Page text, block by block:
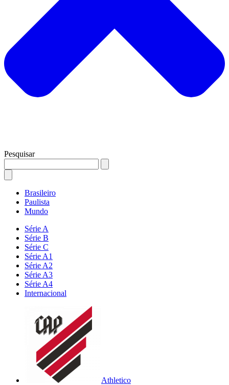
Pesquisar
Brasileiro
Paulista
Mundo
Série A
Série B
Série C
Série A1
Série A2
Série A3
Série A4
Internacional
Athletico